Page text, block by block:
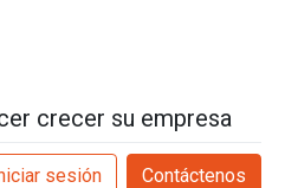
crecer su empresa
sesión Contáctenos